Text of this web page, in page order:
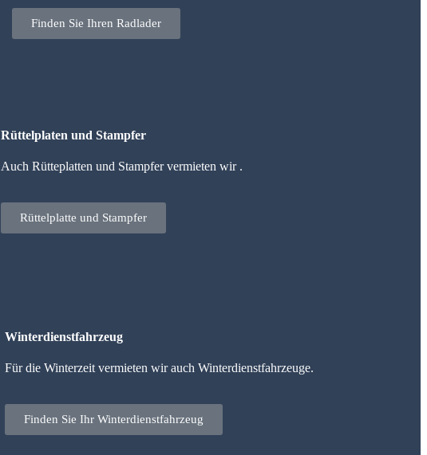
Finden Sie Ihren Radlader
Rüttelplaten und Stampfer
Auch Rütteplatten und Stampfer vermieten wir .
Rüttelplatte und Stampfer
Winterdienstfahrzeug
Für die Winterzeit vermieten wir auch Winterdienstfahrzeuge.
Finden Sie Ihr Winterdienstfahrzeug